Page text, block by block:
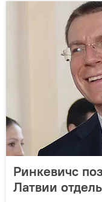
Ринкевичс
Латвии